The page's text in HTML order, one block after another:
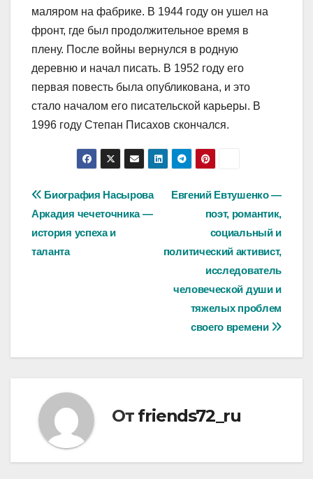
маляром на фабрике. В 1944 году он ушел на
фронт, где был продолжительное время в
плену. После войны вернулся в родную
деревню и начал писать. В 1952 году его
первая повесть была опубликована, и это
стало началом его писательской карьеры. В
1996 году Степан Писахов скончался.
Навигация
по
записям
Евгений Евтушенко —
поэт, романтик,
социальный и
политический активист,
исследователь
человеческой души и
тяжелых проблем
своего времени
Биография Насырова
Аркадия чечеточника —
история успеха и
таланта
От friends72_ru